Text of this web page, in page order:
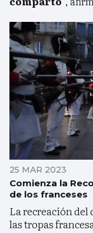
25 MAR 2023
Comienza la
de los franceses
La recreación del
las tropas